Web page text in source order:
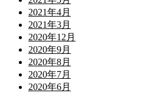
2021年4月
2021年3月
2020年12月
2020年9月
2020年8月
2020年7月
2020年6月